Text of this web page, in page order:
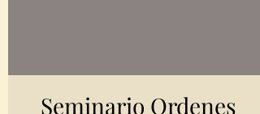
Seminario Ordenes